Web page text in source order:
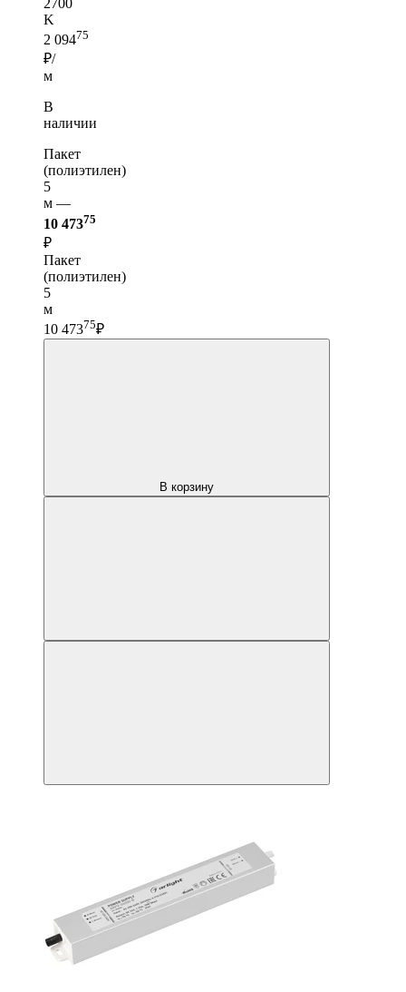
K
2 09475
₽/
м
В
наличии
Пакет
(полиэтилен)
5
м —
10 47375
₽
Пакет
(полиэтилен)
5
м
10 47375₽
В корзину